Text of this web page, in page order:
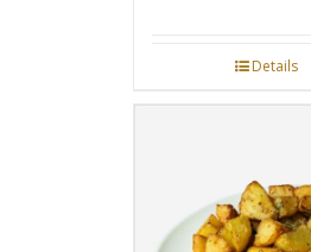
Details